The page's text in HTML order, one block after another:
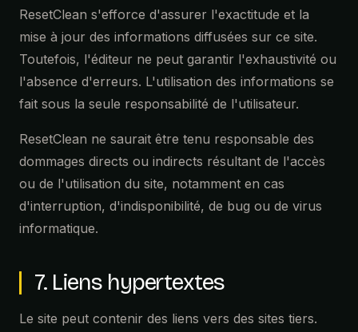
ResetClean s'efforce d'assurer l'exactitude et la
mise à jour des informations diffusées sur ce site.
Toutefois, l'éditeur ne peut garantir l'exhaustivité ou
l'absence d'erreurs. L'utilisation des informations se
fait sous la seule responsabilité de l'utilisateur.
ResetClean ne saurait être tenu responsable des
dommages directs ou indirects résultant de l'accès
ou de l'utilisation du site, notamment en cas
d'interruption, d'indisponibilité, de bug ou de virus
informatique.
7. Liens hypertextes
Le site peut contenir des liens vers des sites tiers.